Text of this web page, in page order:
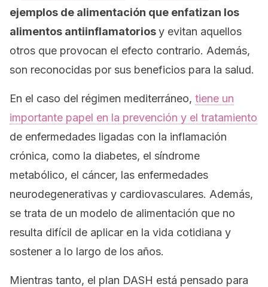
ejemplos de alimentación que enfatizan los
alimentos antiinflamatoriosy evitan aquellos
otros que provocan el efecto contrario. Además,
son reconocidas por sus beneficios para la salud.
En el caso del régimen mediterráneo, tiene un
importante papel en la prevención y el tratamiento
de enfermedades ligadas con la inflamación
crónica, como la diabetes, el síndrome
metabólico, el cáncer, las enfermedades
neurodegenerativas y cardiovasculares. Además,
se trata de un modelo de alimentación que no
resulta difícil de aplicar en la vida cotidiana y
sostener a lo largo de los años.
Mientras tanto, el plan DASH está pensado para